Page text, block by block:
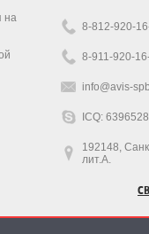
на
8-812-920-
8-911-920-
info@avis-
ICQ:
192148,
лит.А.